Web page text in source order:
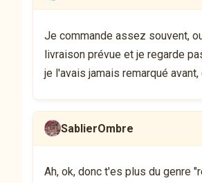
Je commande assez souvent,
livraison prévue et je regarde
je l'avais jamais remarqué
SablierOmbre
Ah, ok, donc t'es plus du genre